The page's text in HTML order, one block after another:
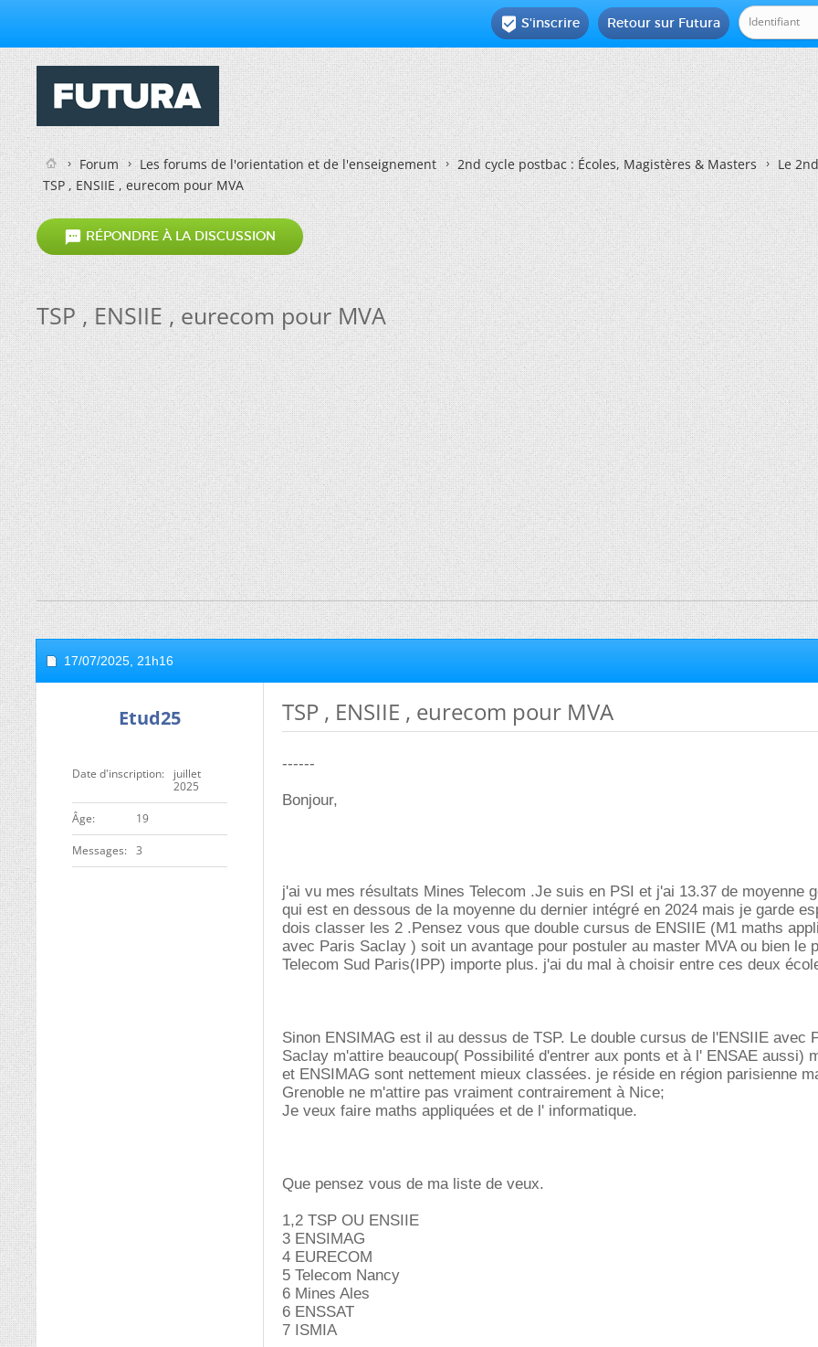
Retour sur Futura
 S'inscrire
Forum Les forums de l'orientation et de l'enseignement 2nd cycle postbac : Écoles, Magistères & Masters
Le
TSP , ENSIIE , eurecom pour MVA
 RÉPONDRE À LA DISCUSSION
TSP , ENSIIE , eurecom pour MVA
17/07/2025, 21h16
Etud25
Date d'inscription
juillet
2025
ge 19
Messages 3
TSP , ENSIIE , eurecom pour MVA
------
Bonjour,
j'ai vu mes résultats Mines Telecom .Je suis en PSI et j'ai 13.37 de moyenne
qui est en dessous de la moyenne du dernier intégré en 2024 mais je garde
dois classer les 2 .Pensez vous que double cursus de ENSIIE (M1 maths
avec Paris Saclay ) soit un avantage pour postuler au master MVA ou bien le
Telecom Sud Paris(IPP) importe plus. j'ai du mal à choisir entre ces deux
Sinon ENSIMAG est il au dessus de TSP. Le double cursus de l'ENSIIE avec
Saclay m'attire beaucoup( Possibilité d'entrer aux ponts et à l' ENSAE aussi)
et ENSIMAG sont nettement mieux classées. je réside en région parisienne
Grenoble ne m'attire pas vraiment contrairement à Nice;
Je veux faire maths appliquées et de l' informatique.
Que pensez vous de ma liste de veux.
1,2 TSP OU ENSIIE
3 ENSIMAG
4 EURECOM
5 Telecom Nancy
6 Mines Ales
6 ENSSAT
7 ISMIA